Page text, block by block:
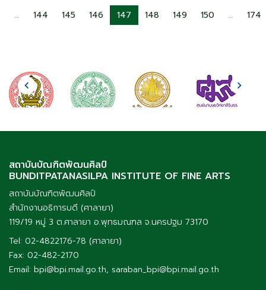
... 144 145 146 147 148 149 150 ... 174
สถาบันบัณฑิตพัฒนศิลป์
BUNDITPATANASILPA INSTITUTE OF FINE ARTS
สถาบันบัณฑิตพัฒนศิลป์
สำนักงานอธิการบดี (ศาลายา)
119/19 หมู่ 3 ต.ศาลายา อ.พุทธมณฑล จ.นครปฐม 73170
Tel: 02-4822176-78 (ศาลายา)
Fax: 02-482-2170
Email: bpi@bpi.mail.go.th, saraban_bpi@bpi.mail.go.th